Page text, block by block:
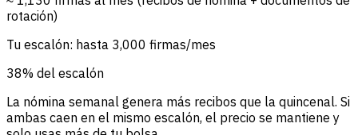
rotación)
Tu escalón: hasta 3,000 firmas/mes
38% del escalón
La nómina semanal genera más recibos que la quincenal. Si
ambas caen en el mismo escalón, el precio se mantiene y